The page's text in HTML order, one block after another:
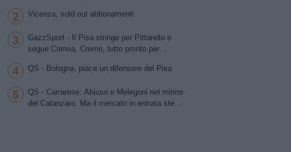
per la trequarti uno tra Chipperfield e Girma.
idea Antonini
2 Vicenza, sold out abbonamenti
3
GazzSport - Il Pisa stringe per Pittarello e
segue Correia. Cremo, tutto pronto per
portiere Vindahl
4 QS - Bologna, piace un difensore del Pisa
5
QS - Carrarese: Abiuso e Melegoni nel mirino
del Catanzaro. Ma il mercato in entrata stenta